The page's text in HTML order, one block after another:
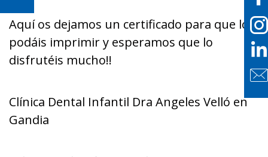
Aquí os dejamos un certificado para que lo
podáis imprimir y esperamos que lo
disfrutéis mucho!!
Clínica Dental Infantil Dra Angeles Velló en
Gandia